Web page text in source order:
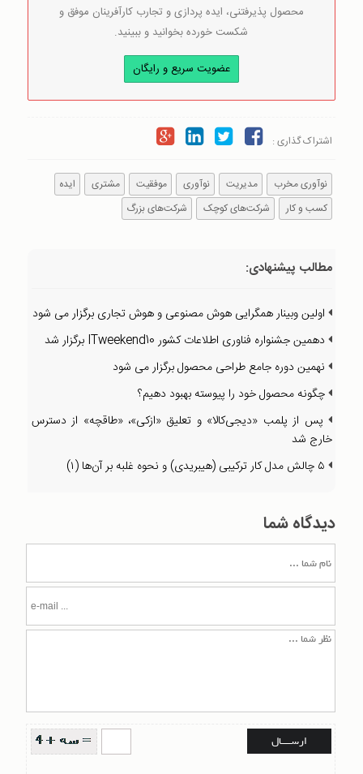
محصول پذیرفتنی، ایده پردازی و تجارب کارآفرینان موفق و
شکست خورده بخوانید و ببینید.
عضویت سریع و رایگان
اشتراک گذاری :
نوآوری مخرب مدیریت نوآوری موفقیت مشتری
ایده
کسب و کار
شرکت‌های کوچک شرکت‌های بزرگ
مطالب پیشنهادی:
اولین وبینار همگرایی هوش مصنوعی و هوش تجاری برگزار می شود
دهمین جشنواره فناوری اطلاعات کشور ITweekend10 برگزار شد
نهمین دوره جامع طراحی محصول برگزار می شود
چگونه محصول خود را پیوسته بهبود دهیم؟
پس از پلمب «دیجی‌کالا» و تعلیق «ازکی»، «طاقچه» از دسترس
خارج شد
۵ چالش مدل کار ترکیبی (هیبریدی) و نحوه غلبه بر آن‌ها (۱)
دیدگاه شما